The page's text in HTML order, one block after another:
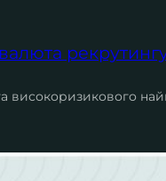
високоризикового